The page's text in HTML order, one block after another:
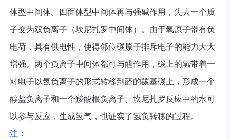
体型中间体。四面体型中间体再与强碱作用，失去一个质
子变为双负离子（坎尼扎罗中间体）。由于氧原子带有负
电荷，具有供电性，使得邻位碳原子排斥电子的能力大大
增强。两个负离子中间体都可与醛作用，碳上的氢带着一
对电子以氢负离子的形式转移到醛的羰基碳上，形成一个
醇盐负离子和一个羧酸根负离子。坎尼扎罗反应中的水可
以参与反应，生成氢气，也证实了氢负转移的过程。
注：